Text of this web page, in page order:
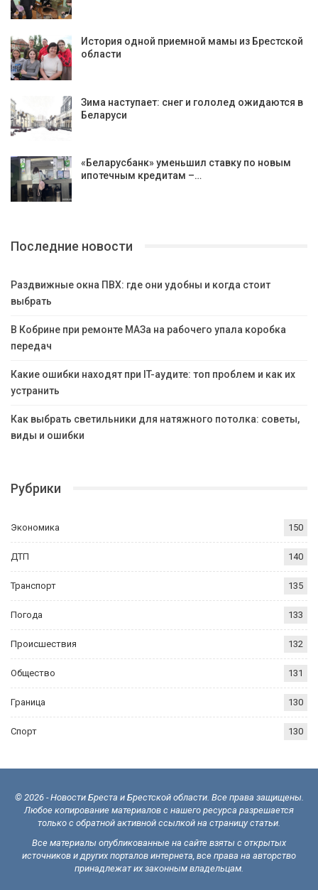
История одной приемной мамы из Брестской
области
Зима наступает: снег и гололед ожидаются в
Беларуси
«Беларусбанк» уменьшил ставку по новым
ипотечным кредитам –…
Последние новости
Раздвижные окна ПВХ: где они удобны и когда стоит
выбрать
В Кобрине при ремонте МАЗа на рабочего упала коробка
передач
Какие ошибки находят при IT-аудите: топ проблем и как их
устранить
Как выбрать светильники для натяжного потолка: советы,
виды и ошибки
Рубрики
Экономика 150
ДТП 140
Транспорт 135
Погода 133
Происшествия 132
Общество 131
Граница 130
Спорт 130
© 2026 - Новости Бреста и Брестской области. Все права защищены.
Любое копирование материалов с нашего ресурса разрешается
только с обратной активной ссылкой на страницу статьи.
Все материалы опубликованные на сайте взяты с открытых
источников и других порталов интернета, все права на авторство
принадлежат их законным владельцам.